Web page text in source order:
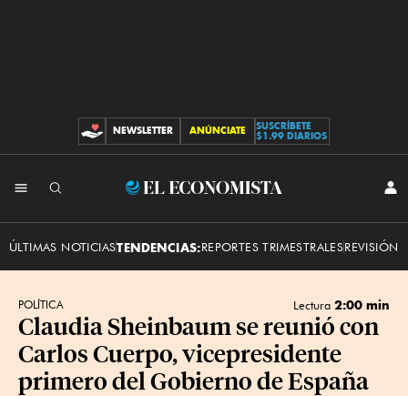
CONTRIBUCIONES
NEWSLETTER ANÚNCIATE
SUSCRÍBETE
$1.99 DIARIOS
El
ÚLTIMAS NOTICIASTENDENCIAS:REPORTES TRIMESTRALESREVISIÓN
POLÍTICA Lectura 2:00 min
Claudia Sheinbaum se reunió con
Carlos Cuerpo, vicepresidente
primero del Gobierno de España